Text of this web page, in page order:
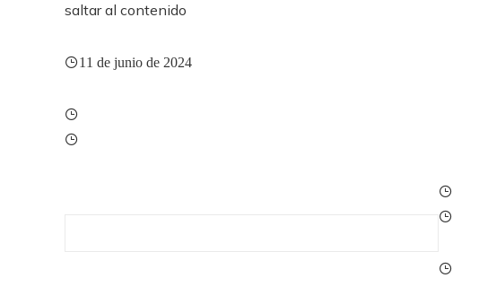
saltar al contenido
11 de junio de 2024